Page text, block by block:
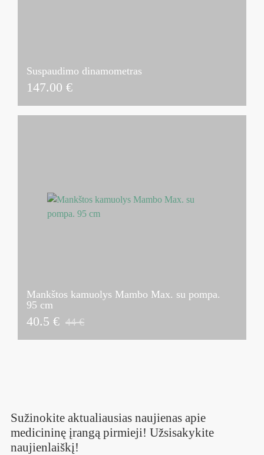
Suspaudimo dinamometras
147.00 €
Mankštos kamuolys Mambo Max. su pompa.
95 cm
40.5 € 44 €
Sužinokite aktualiausias naujienas apie
medicininę įrangą pirmieji! Užsisakykite
naujienlaiškį!